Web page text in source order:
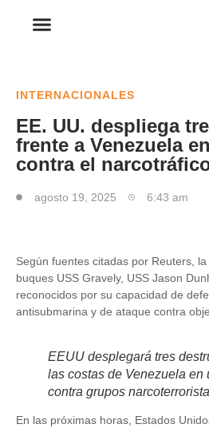
INTERNACIONALES
EE. UU. despliega
frente a Venezuela
contra el
agosto 19, 2025 6:43 am
Según fuentes citadas por Reuters,
buques USS Gravely, USS Jason
reconocidos por su capacidad de
antisubmarina y de ataque contra
EEUU desplegará tres
las costas de Venezuela en
contra grupos
En las próximas horas, Estados